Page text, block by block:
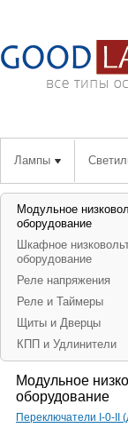
Лампы
Модульное
оборудование
Шкафное
оборудование
Реле напряжения
Реле и Таймеры
Щиты и Дверцы
КПП и Удлинители
Модульное
оборудование
Переключатели I-0-II